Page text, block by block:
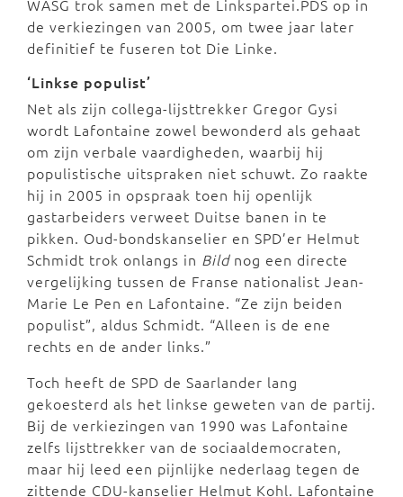
WASG trok samen met de Linkspartei.PDS op in
de verkiezingen van 2005, om twee jaar later
definitief te fuseren tot Die Linke.
‘Linkse populist’
Net als zijn collega-lijsttrekker Gregor Gysi
wordt Lafontaine zowel bewonderd als gehaat
om zijn verbale vaardigheden, waarbij hij
populistische uitspraken niet schuwt. Zo raakte
hij in 2005 in opspraak toen hij openlijk
gastarbeiders verweet Duitse banen in te
pikken. Oud-bondskanselier en SPD’er Helmut
Schmidt trok onlangs in Bildnog een directe
vergelijking tussen de Franse nationalist Jean-
Marie Le Pen en Lafontaine. “Ze zijn beiden
populist”, aldus Schmidt. “Alleen is de ene
rechts en de ander links.”
Toch heeft de SPD de Saarlander lang
gekoesterd als het linkse geweten van de partij.
Bij de verkiezingen van 1990 was Lafontaine
zelfs lijsttrekker van de sociaaldemocraten,
maar hij leed een pijnlijke nederlaag tegen de
zittende CDU-kanselier Helmut Kohl. Lafontaine